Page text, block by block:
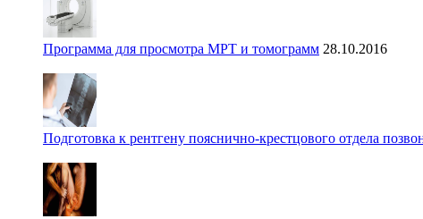
Программа для просмотра МРТ и томограмм 28.10.2016
Подготовка к рентгену пояснично-крестцового отдела